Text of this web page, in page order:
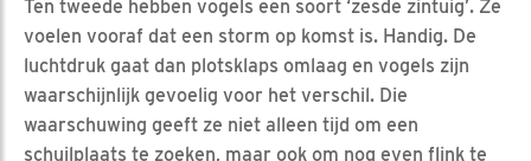
Ten tweede hebben vogels een soort ‘zesde zintuig’. Ze
voelen vooraf dat een storm op komst is. Handig. De
luchtdruk gaat dan plotsklaps omlaag en vogels zijn
waarschijnlijk gevoelig voor het verschil. Die
waarschuwing geeft ze niet alleen tijd om een
schuilplaats te zoeken, maar ook om nog even flink te